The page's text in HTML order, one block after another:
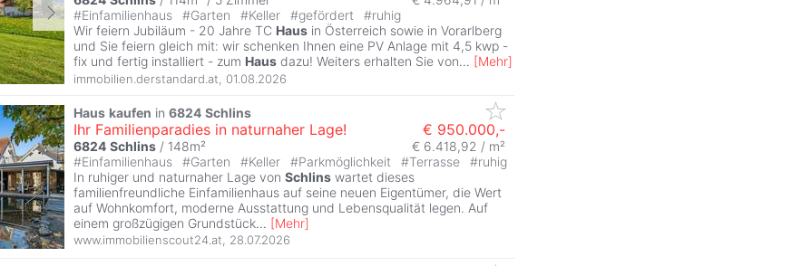
#Einfamilienhaus #Garten #Keller #gefördert #ruhig
Wir feiern Jubiläum - 20 Jahre TC Haus in Österreich sowie in Vorarlberg
und Sie feiern gleich mit: wir schenken Ihnen eine PV Anlage mit 4,5 kwp -
fix und fertig installiert - zum Haus dazu! Weiters erhalten Sie von... [Mehr]
immobilien.derstandard.at 01.08.2026
Haus kaufen in 6824 Schlins
Ihr Familienparadies in naturnaher Lage! € 950.000,-
6824 Schlins / 148m²
€ 6.418,92 / m²
#Einfamilienhaus #Garten #Keller #Parkmöglichkeit #Terrasse #ruhig
In ruhiger und naturnaher Lage von Schlins wartet dieses
familienfreundliche Einfamilienhaus auf seine neuen Eigentümer, die Wert
auf Wohnkomfort, moderne Ausstattung und Lebensqualität legen. Auf
einem großzügigen Grundstück... [Mehr]
www.immobilienscout24.at, 28.07.2026